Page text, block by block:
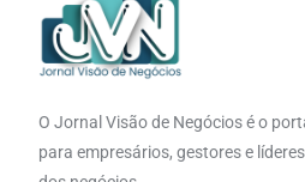
O Jornal Visão de Negócios é o
para empresários, gestores e